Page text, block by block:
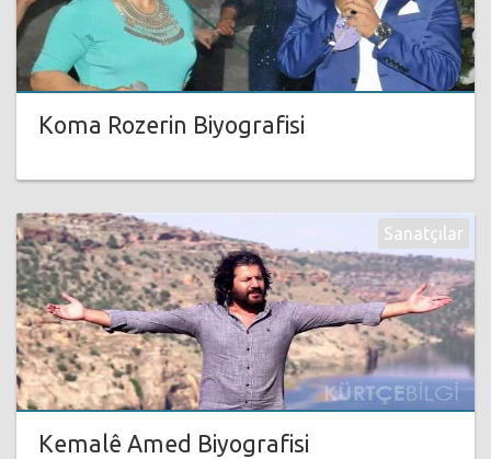
Koma Rozerin Biyografisi
Sanatçılar
Kemalê Amed Biyografisi